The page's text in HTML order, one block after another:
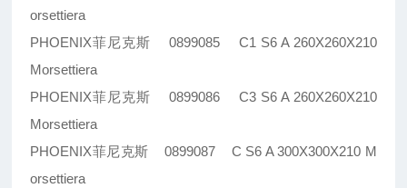
orsettiera
PHOENIX菲尼克斯 0899085 C1 S6 A 260X260X210
Morsettiera
PHOENIX菲尼克斯 0899086 C3 S6 A 260X260X210
Morsettiera
PHOENIX菲尼克斯 0899087 C S6 A 300X300X210 M
orsettiera